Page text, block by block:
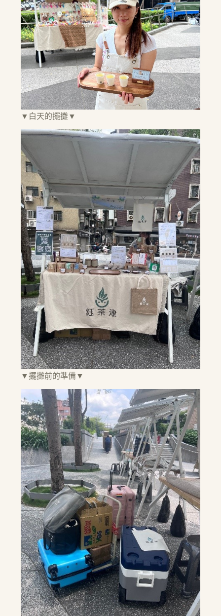
▼白天的擺攤▼
▼擺攤前的準備▼